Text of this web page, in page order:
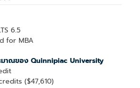
6.5
for MBA
ะมาณของ Quinnipiac University
($47,610)